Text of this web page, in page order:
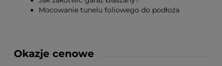
Mocowanie tunelu foliowego do podłoża
Okazje cenowe